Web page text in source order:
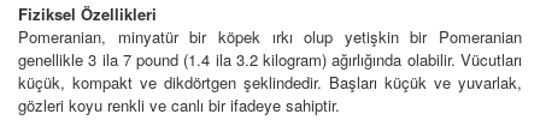
Fiziksel Özellikleri
Pomeranian, minyatür bir köpek ırkı olup yetişkin bir Pomeranian
genellikle 3 ila 7 pound (1.4 ila 3.2 kilogram) ağırlığında olabilir. Vücutları
küçük, kompakt ve dikdörtgen şeklindedir. Başları küçük ve yuvarlak,
gözleri koyu renkli ve canlı bir ifadeye sahiptir.